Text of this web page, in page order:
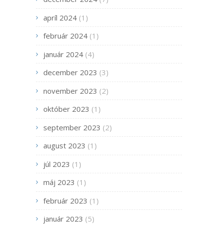
apríl 2024 (1)
február 2024 (1)
január 2024 (4)
december 2023 (3)
november 2023 (2)
október 2023 (1)
september 2023 (2)
august 2023 (1)
júl 2023 (1)
máj 2023 (1)
február 2023 (1)
január 2023 (5)